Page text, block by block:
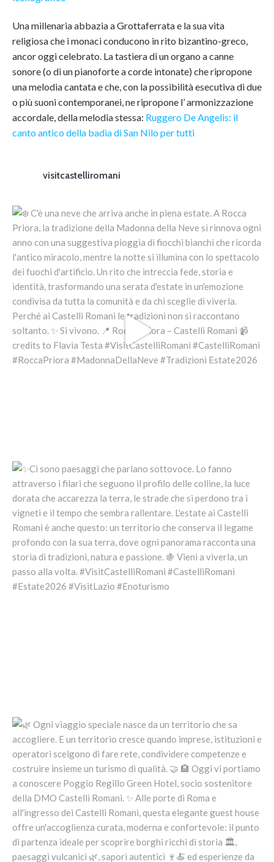
Una millenaria abbazia a Grottaferrata e la sua vita
religiosa che i monaci conducono in rito bizantino-greco,
ancor oggi celebrato. La tastiera di un organo a canne
sonore (o di un pianoforte a corde intonate) che ripropone
una melodia cantata e che, con la possibilità esecutiva di due
o più suoni contemporanei, ne ripropone l’ armonizzazione
accordale, della melodia stessa: Ruggero De Angelis: il
canto antico della badìa di San Nilo per tutti
visitcastelliromani